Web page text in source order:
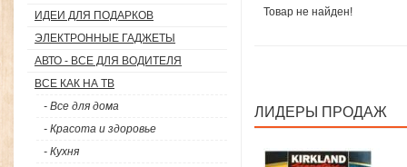
ИДЕИ ДЛЯ ПОДАРКОВ
ЭЛЕКТРОННЫЕ ГАДЖЕТЫ
АВТО - ВСЕ ДЛЯ ВОДИТЕЛЯ
ВСЕ КАК НА ТВ
- Все для дома
- Красота и здоровье
- Кухня
Товар не найден!
ЛИДЕРЫ ПРОДАЖ